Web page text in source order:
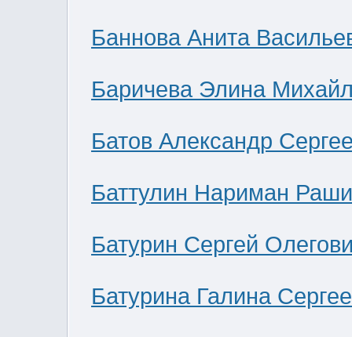
Баннова Анита
Баричева Элина
Батов Александр
Баттулин Нариман
Батурин Сергей
Батурина Галина